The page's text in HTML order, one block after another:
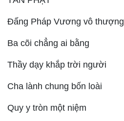
Đấng Pháp Vương vô thượng
Ba cõi chẳng ai bằng
Thầy dạy khắp trời người
Cha lành chung bốn loài
Quy y tròn một niệm